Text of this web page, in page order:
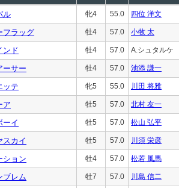
ル 牝4 55.0 四位 洋文
フラッグ 牡4 57.0 小牧 太
ンド 牡4 57.0 A.シュタルケ
ーサー 牡4 57.0 池添 謙一
ッテ 牝5 55.0 川田 将雅
ア 牡5 57.0 北村 友一
ーイ 牡5 57.0 松山 弘平
スカイ 牡5 57.0 川須 栄彦
ション 牡4 57.0 松若 風馬
ブレム 牡7 57.0 川島 信二